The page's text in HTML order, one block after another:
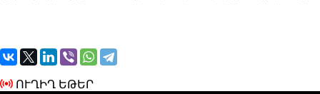
ՈՒՂԻՂ ԵԹԵՐ